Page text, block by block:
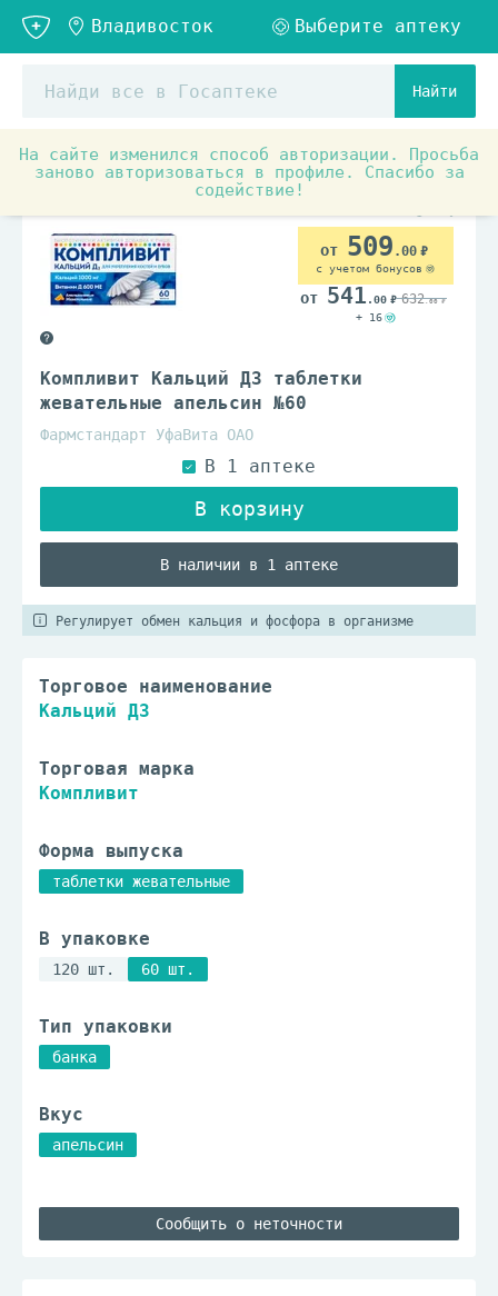
Найти
На сайте изменился способ авторизации. Просьба
заново авторизоваться в профиле. Спасибо за
содействие!
Аптечные товары Витамины и БАД Витамины и
Компливит Кальций Д3 таблетки
жевательные апельсин №60
Фармстандарт УфаВита ОАО
В наличии в 1 аптеке
509 .00
с учетом бонусов
541 .00 632.00
+ 16
Регулирует обмен кальция и фосфора в организме
Торговое наименование
Кальций Д3
Торговая марка
Компливит
Форма выпуска
таблетки жевательные
В упаковке
120 шт. 60 шт.
Тип упаковки
банка
Вкус
апельсин
Сообщить о неточности